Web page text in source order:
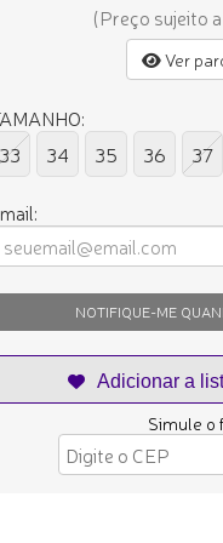
(Preço sujeito
Ver
33
34 35 36 37
NOTIFIQUE-ME
Simule o